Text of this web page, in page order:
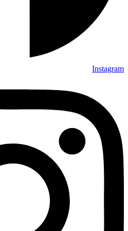
Instagram